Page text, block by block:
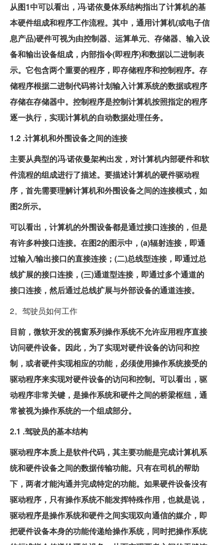
从图1中可以看出，冯·诺依曼体系结构指出了计算机的基
本硬件组成和程序工作流程。其中，通用计算机(或电子信
息产品)硬件可视为由控制器、运算单元、存储器、输入设
备和输出设备组成，内部指令(即程序)和数据以二进制表
示。它包含两个重要的程序，即存储程序和控制程序。存
储程序根据二进制代码将计划输入计算系统的数据或程序
存储在存储器中。控制程序是控制计算机按照指定的程序
逐一执行，实现计算机的自动数据处理任务。
1.2 .计算机和外围设备之间的连接
主要从典型的冯·诺依曼架构出发，对计算机内部硬件和软
件流程的组成进行了描述。要描述计算机的硬件驱动程
序，首先需要理解计算机和外围设备之间的连接模式，如
图2所示。
可以看出，计算机的外围设备都是通过接口连接的，但是
有许多种接口连接。在图2的图示中，(a)辐射连接，即通
过输入/输出接口的直接连接；(二)总线型连接，即通过总
线扩展的接口连接，(三)通道型连接，即通过多个通道的
接口连接，然后通过总线扩展与外部设备的通道连接。
2。驾驶员如何工作
目前，微软开发的视窗系列操作系统不允许应用程序直接
访问硬件设备。因此，为了实现对硬件设备的访问和控
制，或者硬件实现相应的功能，必须使用操作系统接受的
驱动程序来实现对硬件设备的访问和控制。可以看出，驱
动程序非常关键，是操作系统和硬件之间的桥梁枢纽，通
常被视为操作系统的一个组成部分。
2.1 .驾驶员的基本结构
驱动程序本质上是软件代码，其主要功能是完成计算机系
统和硬件设备之间的数据传输功能。只有在司机的帮助
下，两者才能沟通并完成特定的功能。如果硬件设备没有
驱动程序，只有操作系统不能发挥特殊作用，也就是说，
驱动程序是操作系统和硬件之间实现双向通信的媒介，即
把硬件设备本身的功能传递给操作系统，同时把操作系统